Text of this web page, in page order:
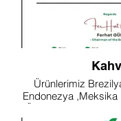
Ürünlerimiz
Endonezya ,Meksika
Ürünlerdir. Tüm